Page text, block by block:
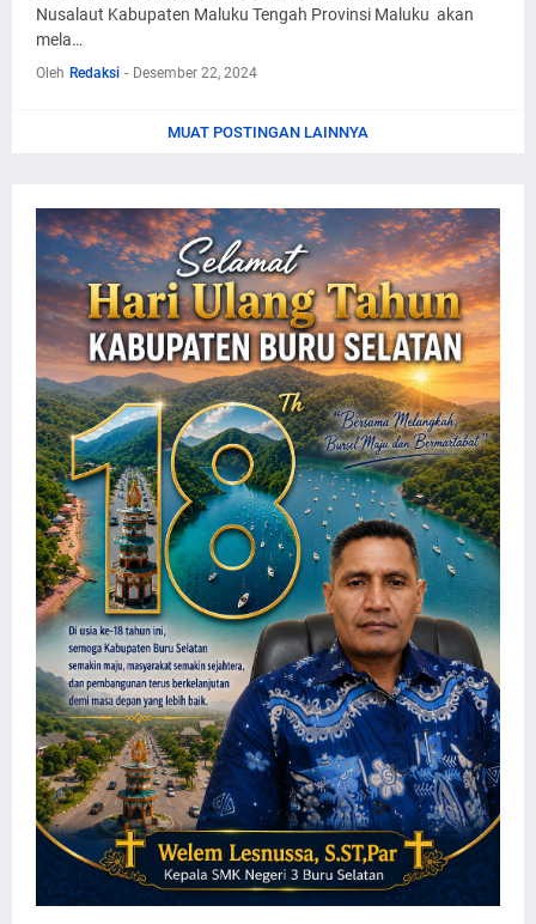
Nusalaut Kabupaten Maluku Tengah Provinsi Maluku akan
mela…
Oleh Redaksi - Desember 22, 2024
MUAT POSTINGAN LAINNYA